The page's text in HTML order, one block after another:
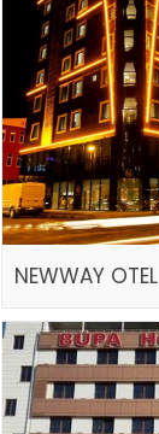
NEWWAY OTEL